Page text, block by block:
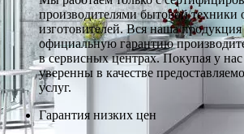
производителями бытовой техники
изготовителей. Вся наша
официальную гарантию
в сервисных центрах. Покупая у
уверенны в качестве
услуг.
Гарантия низких цен